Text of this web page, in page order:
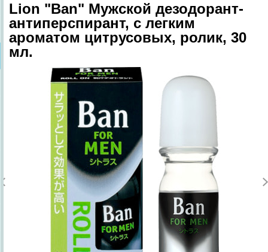
Lion "Ban" Мужской дезодорант-
антиперспирант, с легким
ароматом цитрусовых, ролик, 30
мл.